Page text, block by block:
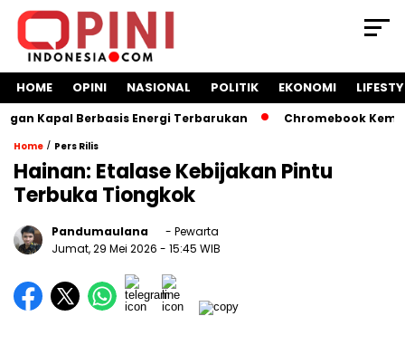
HOME OPINI NASIONAL POLITIK EKONOMI
Kapal Berbasis Energi Terbarukan Chromebook
Home / Pers Rilis
Hainan: Etalase Kebijakan Pintu
Terbuka Tiongkok
Pandumaulana
- Pewarta
Jumat, 29 Mei 2026 - 15:45 WIB